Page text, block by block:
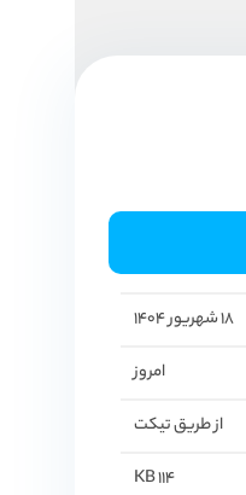
18 شهریور 1404
امروز
از طریق تیکت
114 KB